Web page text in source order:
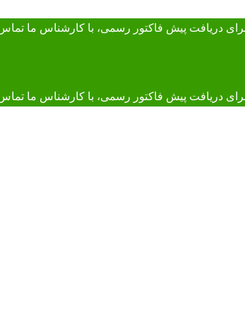
دریافت پیش فاکتور رسمی، با کارشناس ما تماس
پیش فاکتور رسمی، با کارشناس ما تماس بگیرید.